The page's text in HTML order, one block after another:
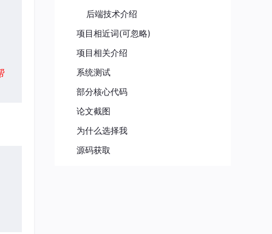
后端技术介绍
项目相近词(可忽略)
项目相关介绍
系统测试
部分核心代码
论文截图
为什么选择我
源码获取